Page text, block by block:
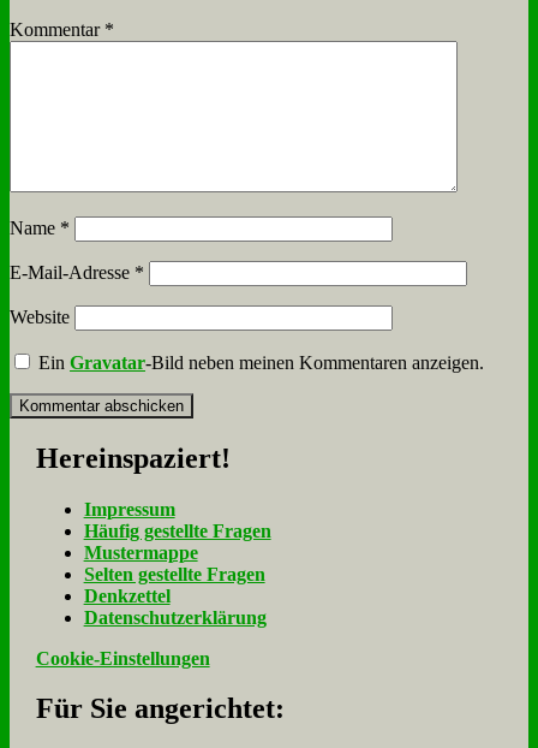
Kommentar *
Name *
E-Mail-Adresse *
Website
EinGravatar-Bild neben meinen Kommentaren anzeigen.
Her­ein­spa­ziert!
Im­pres­sum
Häu­fig ge­stell­te Fra­gen
Mu­ster­map­pe
Sel­ten ge­stell­te Fra­gen
Denk­zet­tel
Da­ten­schutz­er­klä­rung
Cookie-Einstellungen
Für Sie an­ge­rich­tet: